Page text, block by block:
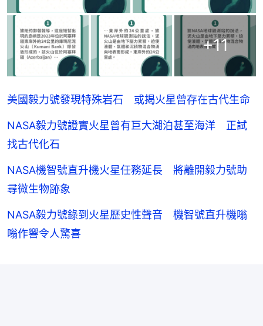
+11
美國毅力號發現特殊岩石 或揭火星曾存在古代生命
NASA毅力號證實火星曾有巨大湖泊甚至海洋 正試
找古代化石
NASA機智號直升機火星任務延長 將離開毅力號助
尋微生物跡象
NASA毅力號錄到火星歷史性聲音 機智號直升機嗡
嗡作響令人驚喜